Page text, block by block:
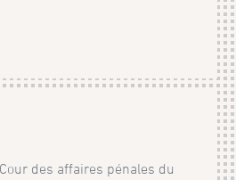
des affaires pénales du